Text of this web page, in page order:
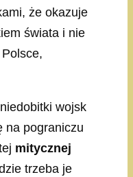
że okazuje
świata i nie
Polsce,
wojsk
na pograniczu
mitycznej
trzeba je